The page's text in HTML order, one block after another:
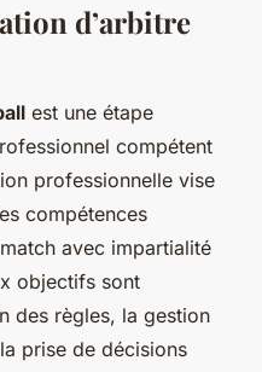
d’arbitre
est une étape
compétent
professionnelle vise
compétences
avec impartialité
objectifs sont
des règles, la gestion
prise de décisions